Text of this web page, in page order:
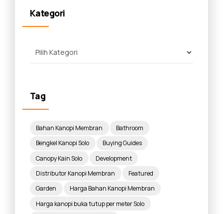
Kategori
Tag
Bahan Kanopi Membran
Bathroom
Bengkel Kanopi Solo
Buying Guides
Canopy Kain Solo
Development
Distributor Kanopi Membran
Featured
Garden
Harga Bahan Kanopi Membran
Harga kanopi buka tutup per meter Solo